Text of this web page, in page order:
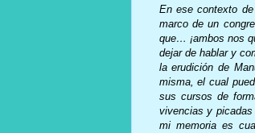
En ese contexto
marco de un
que… ¡ambos nos
dejar de hablar y
la erudición de
misma, el cual
sus cursos de
vivencias y
mi memoria es